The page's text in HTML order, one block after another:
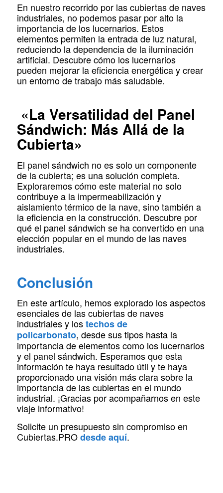
En nuestro recorrido por las cubiertas de naves
industriales, no podemos pasar por alto la
importancia de los lucernarios. Estos
elementos permiten la entrada de luz natural,
reduciendo la dependencia de la iluminación
artificial. Descubre cómo los lucernarios
pueden mejorar la eficiencia energética y crear
un entorno de trabajo más saludable.
«La Versatilidad del Panel
Sándwich: Más Allá de la
Cubierta»
El panel sándwich no es solo un componente
de la cubierta; es una solución completa.
Exploraremos cómo este material no solo
contribuye a la impermeabilización y
aislamiento térmico de la nave, sino también a
la eficiencia en la construcción. Descubre por
qué el panel sándwich se ha convertido en una
elección popular en el mundo de las naves
industriales.
Conclusión
En este artículo, hemos explorado los aspectos
esenciales de las cubiertas de naves
industriales y lostechos de
policarbonato, desde sus tipos hasta la
importancia de elementos como los lucernarios
y el panel sándwich. Esperamos que esta
información te haya resultado útil y te haya
proporcionado una visión más clara sobre la
importancia de las cubiertas en el mundo
industrial. ¡Gracias por acompañarnos en este
viaje informativo!
Solicite un presupuesto sin compromiso en
Cubiertas.PROdesde aquí.